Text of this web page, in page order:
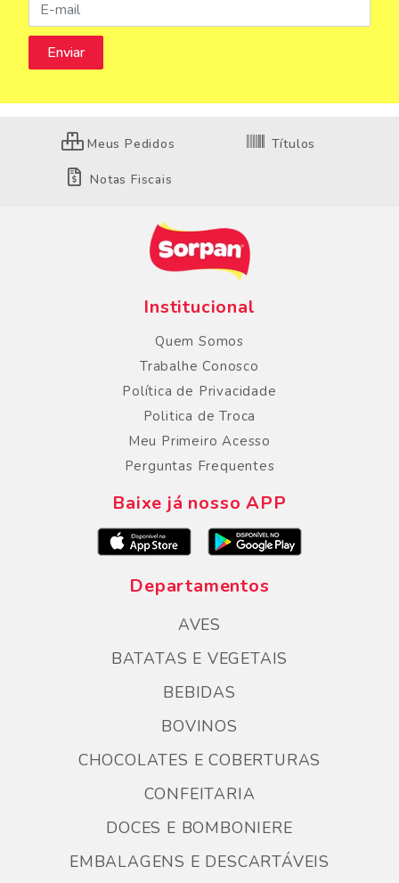
Meus Pedidos Títulos
Notas Fiscais
Institucional
Quem Somos
Trabalhe Conosco
Política de Privacidade
Politica de Troca
Meu Primeiro Acesso
Perguntas Frequentes
Baixe já nosso APP
Departamentos
AVES
BATATAS E VEGETAIS
BEBIDAS
BOVINOS
CHOCOLATES E COBERTURAS
CONFEITARIA
DOCES E BOMBONIERE
EMBALAGENS E DESCARTÁVEIS